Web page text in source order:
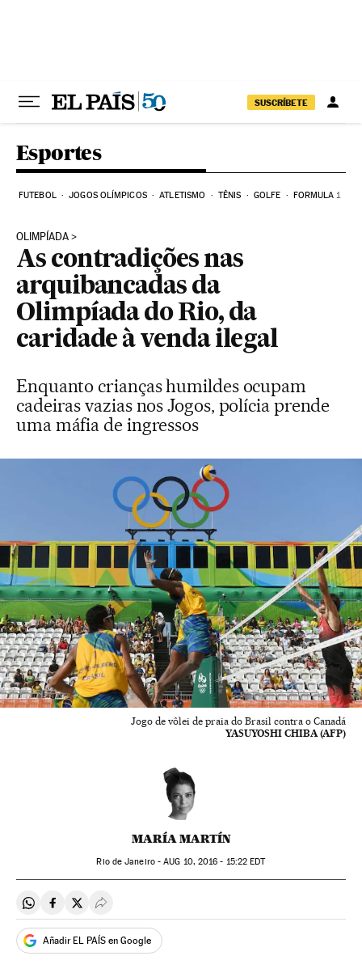
SUSCRÍBETE
Esportes
FUTEBOL JOGOS OLÍMPICOS ATLETISMO TÊNIS GOLFE FORMULA 1
OLIMPÍADA
As contradições nas
arquibancadas da
Olimpíada do Rio, da
caridade à venda ilegal
Enquanto crianças humildes ocupam
cadeiras vazias nos Jogos, polícia prende
uma máfia de ingressos
Jogo de vôlei de praia do Brasil contra o Canadá
YASUYOSHI CHIBA (AFP)
MARÍA MARTÍN
Rio de Janeiro -AUG 10, 2016 - 15:22 EDT
Compartir en Whatsapp
Compartir en Facebook
Compartir en Twitter
Desplegar Redes Sociales
Añadir EL PAÍS en Google